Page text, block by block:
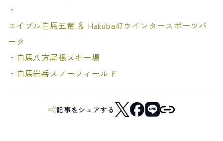
・
エイブル白馬五竜 ＆ Hakuba47ウインタースポーツパ
ーク
・ 白馬八方尾根スキー場
・ 白馬岩岳スノーフィールド
記事をシェアする